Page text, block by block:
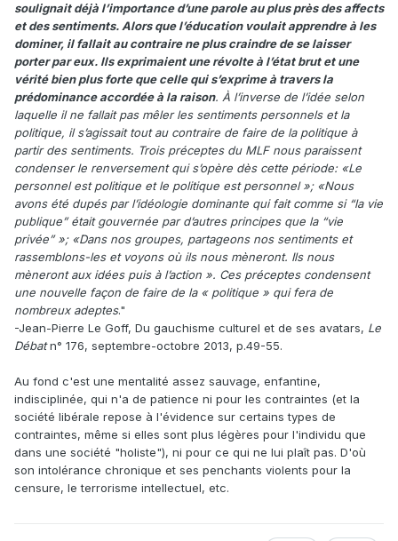
soulignait déjà l’importance d’une parole au plus près des affects
et des sentiments. Alors que l’éducation voulait apprendre à les
dominer, il fallait au contraire ne plus craindre de se laisser
porter par eux. Ils exprimaient une révolte à l’état brut et une
vérité bien plus forte que celle qui s’exprime à travers la
prédominance accordée à la raison. À l’inverse de l’idée selon
laquelle il ne fallait pas mêler les sentiments personnels et la
politique, il s’agissait tout au contraire de faire de la politique à
partir des sentiments. Trois préceptes du MLF nous paraissent
condenser le renversement qui s’opère dès cette période: «Le
personnel est politique et le politique est personnel »; «Nous
avons été dupés par l’idéologie dominante qui fait comme si “la vie
publique” était gouvernée par d’autres principes que la “vie
privée” »; «Dans nos groupes, partageons nos sentiments et
rassemblons-les et voyons où ils nous mèneront. Ils nous
mèneront aux idées puis à l’action ». Ces préceptes condensent
une nouvelle façon de faire de la « politique » qui fera de
nombreux adeptes."
-Jean-Pierre Le Goff, Du gauchisme culturel et de ses avatars, Le
Débatn° 176, septembre-octobre 2013, p.49-55.
Au fond c'est une mentalité assez sauvage, enfantine,
indisciplinée, qui n'a de patience ni pour les contraintes (et la
société libérale repose à l'évidence sur certains types de
contraintes, même si elles sont plus légères pour l'individu que
dans une société "holiste"), ni pour ce qui ne lui plaît pas. D'où
son intolérance chronique et ses penchants violents pour la
censure, le terrorisme intellectuel, etc.